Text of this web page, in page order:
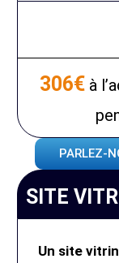
306€à
PARLEZ-
SITE
Un site